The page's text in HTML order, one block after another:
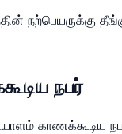
நற்பெயருக்கு
நபர்
காணக்கூடிய